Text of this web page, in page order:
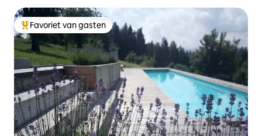
Topfavoriet van gasten
Favoriet van gasten